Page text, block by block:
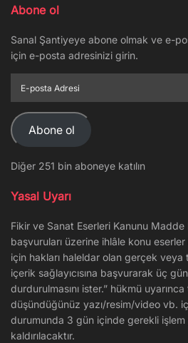
Abone ol
Sanal Şantiyeye abone olmak ve e-
için e-posta adresinizi girin.
posta
Adresi
Abone ol
Diğer 251 bin aboneye katılın
Yasal Uyarı
Fikir ve Sanat Eserleri Kanunu
başvuruları üzerine ihlâle konu eserler
için hakları haleldar olan gerçek
içerik sağlayıcısına başvurarak üç
durdurulmasını ister.” hükmü
düşündüğünüz yazı/resim/video vb.
durumunda 3 gün içinde gerekli işlem
kaldırılacaktır.